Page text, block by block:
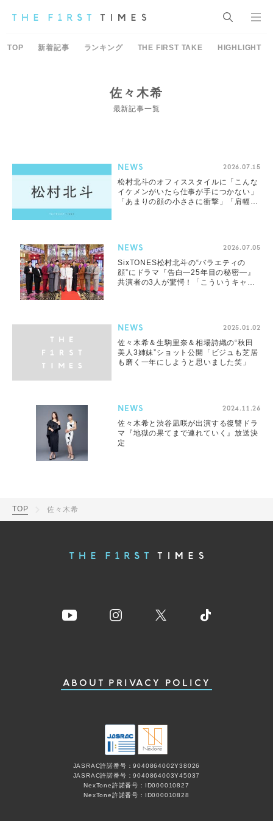
TOP 新着記事 ランキング THE FIRST TAKE HIGHLIGHT
佐々木希
最新記事一覧
NEWS 2026.07.15
松村北斗のオフィススタイルに「こんな
イケメンがいたら仕事が手につかない」
「あまりの顔の小ささに衝撃」「肩幅広
NEWS 2026.07.05
SixTONES松村北斗の“バラエティの
顔”にドラマ『告白―25年目の秘密―』
共演者の3人が驚愕！「こういうキャラ
NEWS 2025.01.02
佐々木希＆生駒里奈＆相場詩織の“秋田
美人3姉妹”ショット公開「ビジュも芝居
も磨く一年にしようと思いました笑」
NEWS 2024.11.26
佐々木希と渋谷凪咲が出演する復讐ドラ
マ『地獄の果てまで連れていく』放送決
定
TOP 佐々木希
ABOUT PRIVACY POLICY
JASRAC許諾番号：9040864002Y38026
JASRAC許諾番号：9040864003Y45037
NexTone許諾番号：ID000010827
NexTone許諾番号：ID000010828